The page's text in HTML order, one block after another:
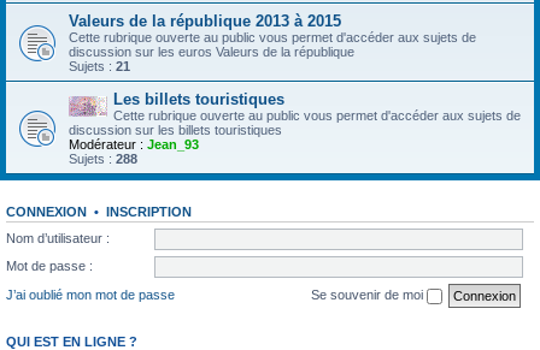
Valeurs de la république 2013 à 2015
Cette rubrique ouverte au public vous permet d'accéder aux sujets de
discussion sur les euros Valeurs de la république
Sujets : 21
Les billets touristiques
Cette rubrique ouverte au public vous permet d'accéder aux sujets de
discussion sur les billets touristiques
Modérateur : Jean_93
Sujets : 288
CONNEXION • INSCRIPTION
Nom d’utilisateur :
Mot de passe :
J’ai oublié mon mot de passe
Se souvenir de moi
QUI EST EN LIGNE ?